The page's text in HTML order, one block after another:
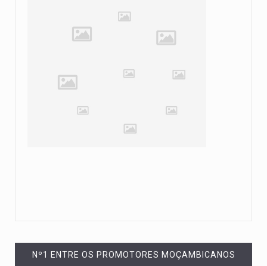
Nº1 ENTRE OS PROMOTORES MOÇAMBICANOS